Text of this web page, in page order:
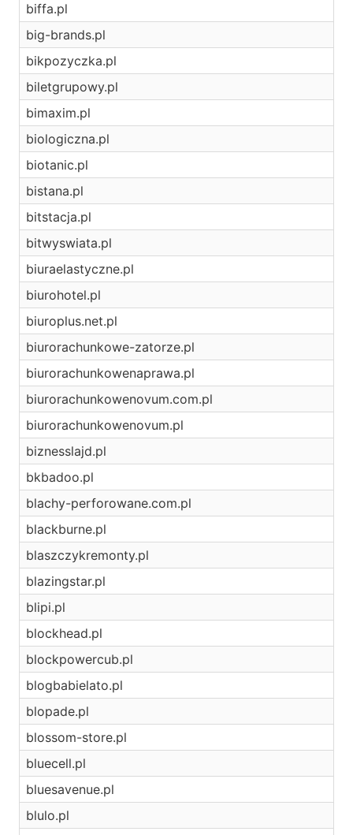
biffa.pl
big-brands.pl
bikpozyczka.pl
biletgrupowy.pl
bimaxim.pl
biologiczna.pl
biotanic.pl
bistana.pl
bitstacja.pl
bitwyswiata.pl
biuraelastyczne.pl
biurohotel.pl
biuroplus.net.pl
biurorachunkowe-zatorze.pl
biurorachunkowenaprawa.pl
biurorachunkowenovum.com.pl
biurorachunkowenovum.pl
biznesslajd.pl
bkbadoo.pl
blachy-perforowane.com.pl
blackburne.pl
blaszczykremonty.pl
blazingstar.pl
blipi.pl
blockhead.pl
blockpowercub.pl
blogbabielato.pl
blopade.pl
blossom-store.pl
bluecell.pl
bluesavenue.pl
blulo.pl